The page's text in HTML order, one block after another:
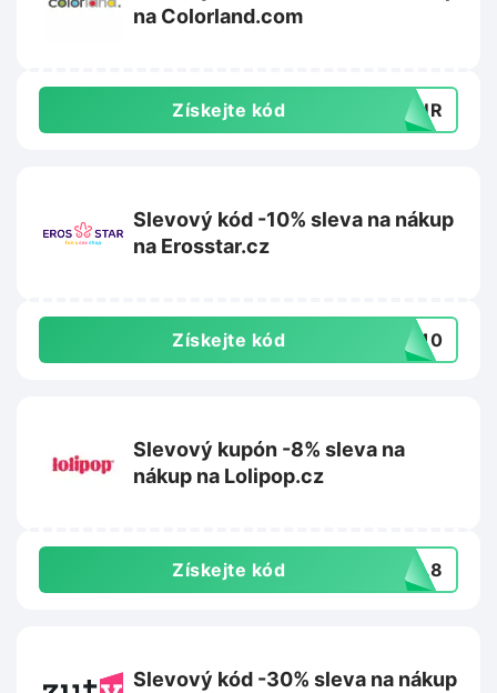
na Colorland.com
Získejte kód TOUR
Slevový kód -10% sleva na nákup
na Erosstar.cz
Získejte kód ci10
Slevový kupón -8% sleva na
nákup na Lolipop.cz
Získejte kód AFL8
Slevový kód -30% sleva na nákup